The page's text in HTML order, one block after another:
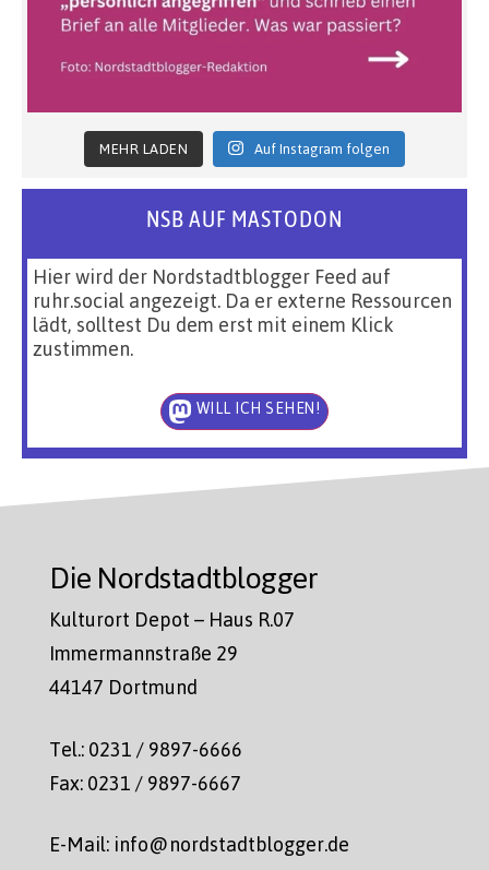
MEHR LADEN Auf Instagram folgen
NSB AUF MASTODON
Hier wird der Nordstadtblogger Feed auf
ruhr.social angezeigt. Da er externe Ressourcen
lädt, solltest Du dem erst mit einem Klick
zustimmen.
WILL ICH SEHEN!
Die Nordstadtblogger
Kulturort Depot – Haus R.07
Immermannstraße 29
44147 Dortmund
Tel.: 0231 / 9897-6666
Fax: 0231 / 9897-6667
E-Mail: info@nordstadtblogger.de